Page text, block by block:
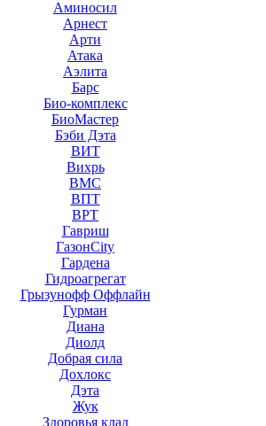
Аминосил
Арнест
Арти
Атака
Аэлита
Барс
Био-комплекс
БиоМастер
Бэби Дэта
ВИТ
Вихрь
ВМС
ВПТ
ВРТ
Гавриш
ГазонCity
Гардена
Гидроагрегат
Грызунофф Оффлайн
Гурман
Диана
Диолд
Добрая сила
Дохлокс
Дэта
Жук
Здоровья клад